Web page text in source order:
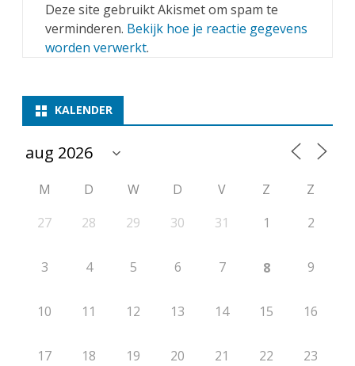
Deze site gebruikt Akismet om spam te
verminderen. Bekijk hoe je reactie gegevens
worden verwerkt.
KALENDER
M D W D V Z
Z
27
28 29 30 31 1 2
3 4 5 6 7 8 9
10 11 12 13 14 15 16
17 18 19 20 21 22 23